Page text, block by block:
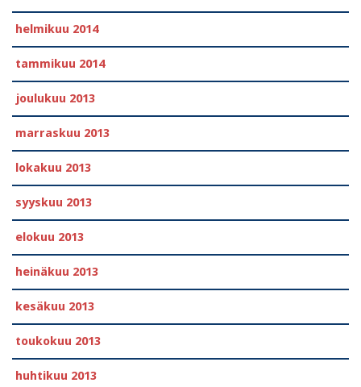
helmikuu 2014
tammikuu 2014
joulukuu 2013
marraskuu 2013
lokakuu 2013
syyskuu 2013
elokuu 2013
heinäkuu 2013
kesäkuu 2013
toukokuu 2013
huhtikuu 2013